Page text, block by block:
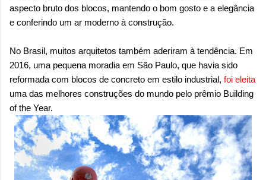
aspecto bruto dos blocos, mantendo o bom gosto e a elegância
e conferindo um ar moderno à construção.
No Brasil, muitos arquitetos também aderiram à tendência. Em
2016, uma pequena moradia em São Paulo, que havia sido
reformada com blocos de concreto em estilo industrial, foi eleita
uma das melhores construções do mundo pelo prêmio Building
of the Year.